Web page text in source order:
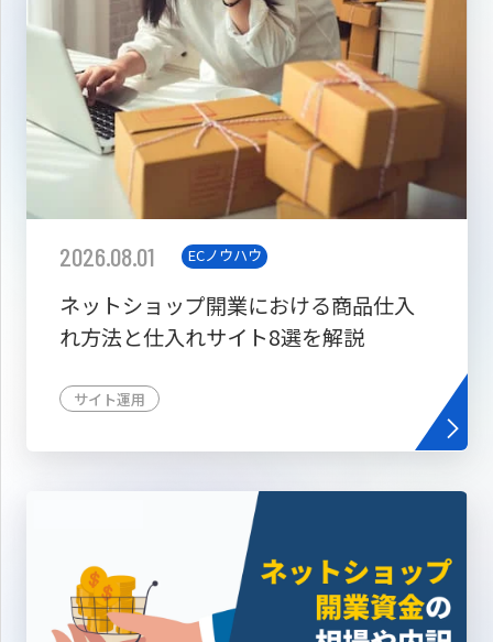
2026.08.01 ECノウハウ
ネットショップ開業における商品仕入
れ方法と仕入れサイト8選を解説
サイト運用